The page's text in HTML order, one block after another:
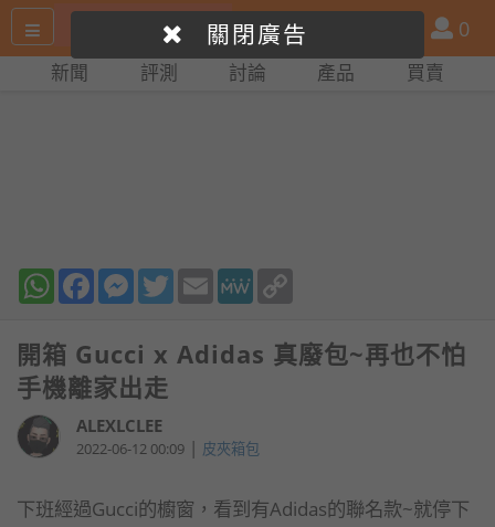
尋
產
品
比
會
員
0
新聞 評測 討論 產品 買賣
WhatsAppFacebookMessenger
TwitterEmail MeWe
開箱 Gucci x Adidas 真廢包~再也不怕
手機離家出走
ALEXLCLEE
2022-06-12 00:09 | 皮夾箱包
下班經過Gucci的櫥窗，看到有Adidas的聯名款~就停下
關閉廣告